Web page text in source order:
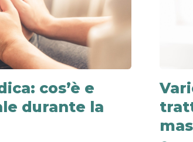
cos’è e
durante la